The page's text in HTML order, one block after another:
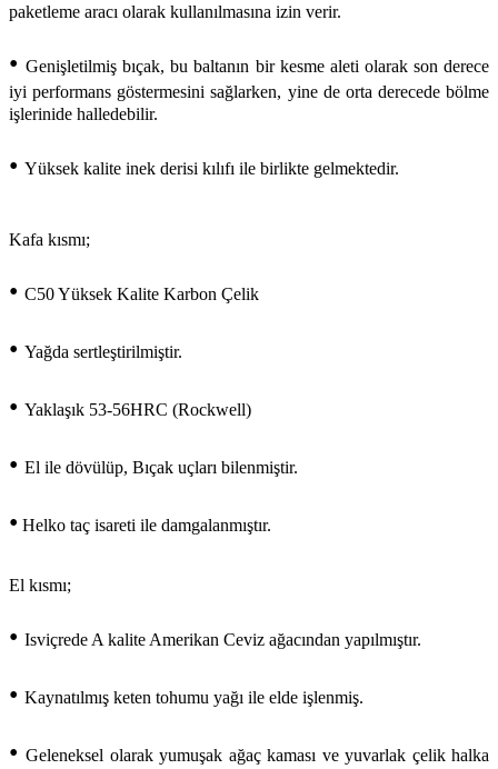
paketleme aracı olarak kullanılmasına izin verir.
• Genişletilmiş bıçak, bu baltanın bir kesme aleti olarak son derece
iyi performans göstermesini sağlarken, yine de orta derecede bölme
işlerinide halledebilir.
• Yüksek kalite inek derisi kılıfı ile birlikte gelmektedir.
Kafa kısmı;
• C50 Yüksek Kalite Karbon Çelik
• Yağda sertleştirilmiştir.
• Yaklaşık 53-56HRC (Rockwell)
• El ile dövülüp, Bıçak uçları bilenmiştir.
• Helko taç isareti ile damgalanmıştır.
El kısmı;
• Isviçrede A kalite Amerikan Ceviz ağacından yapılmıştır.
• Kaynatılmış keten tohumu yağı ile elde işlenmiş.
• Geleneksel olarak yumuşak ağaç kaması ve yuvarlak çelik halka